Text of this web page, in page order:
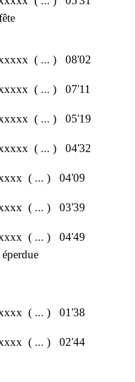
( ... ) 08'02
( ... ) 07'11
( ... ) 05'19
( ... ) 04'32
( ... ) 04'09
( ... ) 03'39
( ... ) 04'49
( ... ) 01'38
( ... ) 02'44